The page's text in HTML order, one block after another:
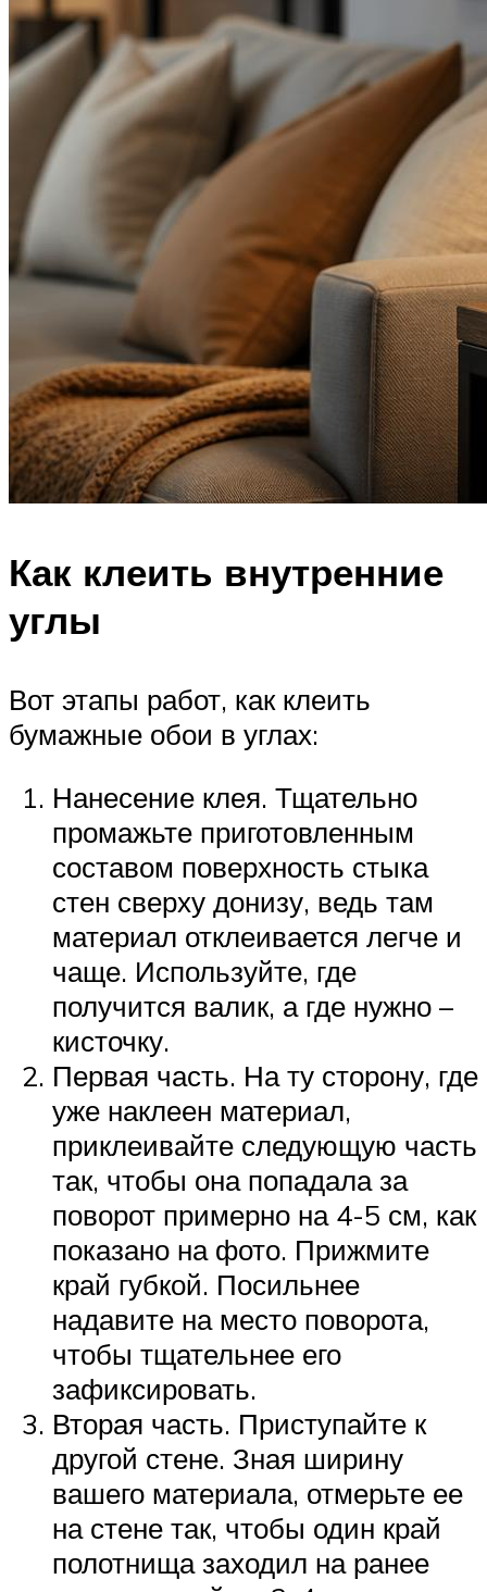
Как клеить внутренние
углы
Вот этапы работ, как клеить
бумажные обои в углах:
Нанесение клея. Тщательно
промажьте приготовленным
составом поверхность стыка
стен сверху донизу, ведь там
материал отклеивается легче и
чаще. Используйте, где
получится валик, а где нужно –
кисточку.
Первая часть. На ту сторону, где
уже наклеен материал,
приклеивайте следующую часть
так, чтобы она попадала за
поворот примерно на 4-5 см, как
показано на фото. Прижмите
край губкой. Посильнее
надавите на место поворота,
чтобы тщательнее его
зафиксировать.
Вторая часть. Приступайте к
другой стене. Зная ширину
вашего материала, отмерьте ее
на стене так, чтобы один край
полотнища заходил на ранее